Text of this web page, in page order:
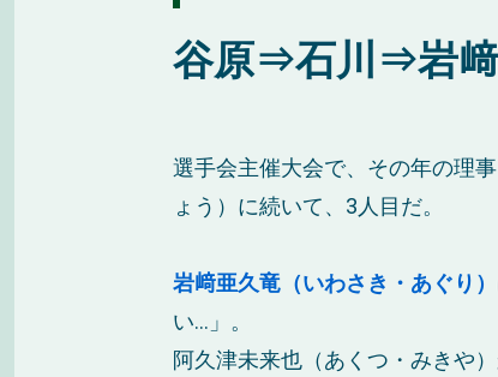
谷原⇒石川⇒岩﨑
選手会主催大会で、その年の理
ょう）に続いて、3人目だ。
岩﨑亜久竜（いわさき・あぐり）
い…」。
阿久津未来也（あくつ・みきや